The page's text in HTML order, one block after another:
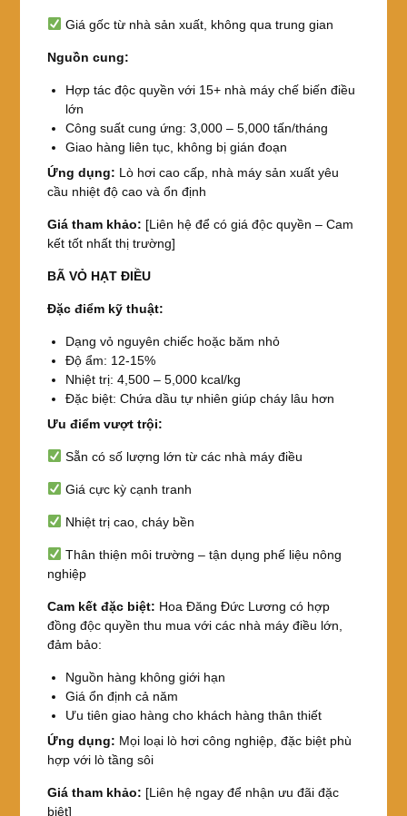
Giá gốc từ nhà sản xuất, không qua trung gian
Nguồn cung:
Hợp tác độc quyền với 15+ nhà máy chế biến điều
lớn
Công suất cung ứng: 3,000 – 5,000 tấn/tháng
Giao hàng liên tục, không bị gián đoạn
Ứng dụng: Lò hơi cao cấp, nhà máy sản xuất yêu
cầu nhiệt độ cao và ổn định
Giá tham khảo: [Liên hệ để có giá độc quyền – Cam
kết tốt nhất thị trường]
BÃ VỎ HẠT ĐIỀU
Đặc điểm kỹ thuật:
Dạng vỏ nguyên chiếc hoặc băm nhỏ
Độ ẩm: 12-15%
Nhiệt trị: 4,500 – 5,000 kcal/kg
Đặc biệt: Chứa dầu tự nhiên giúp cháy lâu hơn
Ưu điểm vượt trội:
Sẵn có số lượng lớn từ các nhà máy điều
Giá cực kỳ cạnh tranh
Nhiệt trị cao, cháy bền
Thân thiện môi trường – tận dụng phế liệu nông
nghiệp
Cam kết đặc biệt: Hoa Đăng Đức Lương có hợp
đồng độc quyền thu mua với các nhà máy điều lớn,
đảm bảo:
Nguồn hàng không giới hạn
Giá ổn định cả năm
Ưu tiên giao hàng cho khách hàng thân thiết
Ứng dụng: Mọi loại lò hơi công nghiệp, đặc biệt phù
hợp với lò tầng sôi
Giá tham khảo: [Liên hệ ngay để nhận ưu đãi đặc
biệt]